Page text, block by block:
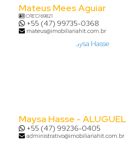
Mateus Mees Aguiar
CRECI69821
+55 (47) 99735-0368
mateus@imobiliariahit.com.br
Maysa Hasse - ALUGUEL
+55 (47) 99236-0405
administrativo@imobiliariahit.com.br